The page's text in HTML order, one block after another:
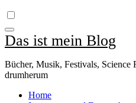
Das ist mein Blog
Bücher, Musik, Festivals, Science
drumherum
Home